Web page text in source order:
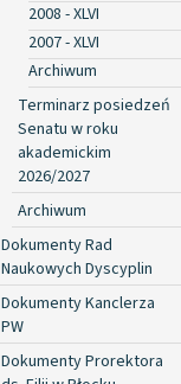
2008 - XLVI
2007 - XLVI
Archiwum
Terminarz posiedzeń
Senatu w roku
akademickim
2026/2027
Archiwum
Dokumenty Rad
Naukowych Dyscyplin
Dokumenty Kanclerza
PW
Dokumenty Prorektora